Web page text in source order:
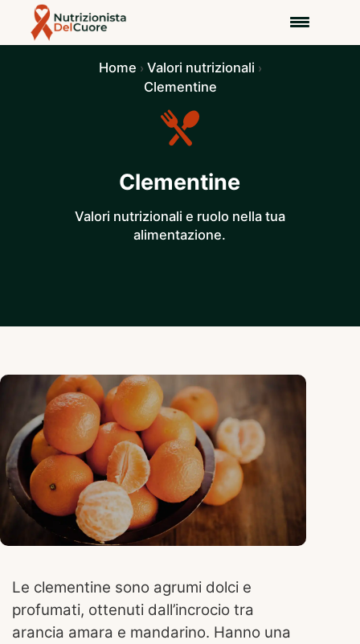
Home › Valori nutrizionali ›
Clementine
Clementine
Valori nutrizionali e ruolo nella tua
alimentazione.
Le clementine sono agrumi dolci e
profumati, ottenuti dall’incrocio tra
arancia amara e mandarino. Hanno una